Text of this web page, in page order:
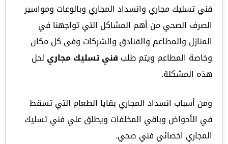
فني تسليك مجاري وانسداد المجاري وبالوعات ومواسير
الصرف الصحي من أهم المشاكل التي تواجهنا في
المنازل والمطاعم والفنادق والشركات وفى كل مكان
وخاصة المطاعم ويتم طلب فني تسليك مجاري لحل
هذه المشكلة.
ومن أسباب انسداد المجاري بقايا الطعام التي تسقط
في الأحواض وباقي المخلفات ويطلق علي فني تسليك
المجاري اخصائي فني صحي.